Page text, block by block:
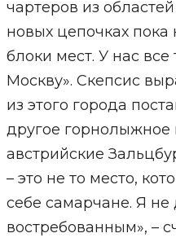
чартеров из
новых цепочках
блоки мест. У нас
Москву». Скепсис
из этого города
другое горнолыжное
австрийские
– это не то место,
себе самарчане. Я
востребованным», –